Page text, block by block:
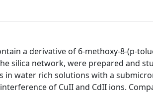
a derivative of 6-methoxy-8-(p-
silica network, were prepared and
in water rich solutions with a
of CuII and CdII ions.